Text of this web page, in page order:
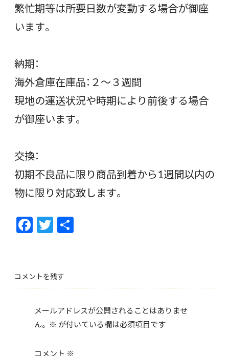
繁忙期等は所要日数が変動する場合が御座
います。
納期：
海外倉庫在庫品：２〜３週間
現地の運送状況や時期により前後する場合
が御座います。
交換：
初期不良品に限り商品到着から1週間以内の
物に限り対応致します。
F
ac
b
o
o
k
T
w
er
コメントを残す
メールアドレスが公開されることはありませ
ん。 ※ が付いている欄は必須項目です
コメント ※